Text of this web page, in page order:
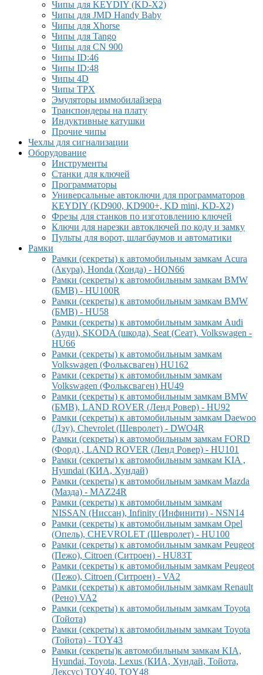
Чипы для KEYDIY (KD-X2)
Чипы для JMD Handy Baby
Чипы для Xhorse
Чипы для Tango
Чипы для CN 900
Чипы ID:46
Чипы ID:48
Чипы 4D
Чипы TPX
Эмуляторы иммобилайзера
Транспондеры на плату
Индуктивные катушки
Прочие чипы
Чехлы для сигнализации
Оборудование
Инструменты
Cтанки для ключей
Программаторы
Универсальные автоключи для программаторов
KEYDIY (KD900, KD900+, KD mini, KD-X2)
Фрезы для станков по изготовлению ключей
Ключи для нарезки автоключей по коду и замку
Пульты для ворот, шлагбаумов и автоматики
Рамки
Рамки (секреты) к автомобильным замкам Acura
(Акура), Honda (Хонда) - HON66
Рамки (секреты) к автомобильным замкам BMW
(БМВ) - HU100R
Рамки (секреты) к автомобильным замкам BMW
(БМВ) - HU58
Рамки (секреты) к автомобильным замкам Audi
(Ауди), SKODA (шкода), Seat (Сеат), Volkswagen -
HU66
Рамки (секреты) к автомобильным замкам
Volkswagen (Фольксваген) HU162
Рамки (секреты) к автомобильным замкам
Volkswagen (Фольксваген) HU49
Рамки (секреты) к автомобильным замкам BMW
(БМВ), LAND ROVER (Ленд Ровер) - HU92
Рамки (секреты) к автомобильным замкам Daewoo
(Дэу), Chevrolet (Шевролет) - DWO4R
Рамки (секреты) к автомобильным замкам FORD
(Форд) , LAND ROVER (Ленд Ровер) - HU101
Рамки (секреты) к автомобильным замкам KIA ,
Hyundai (КИА, Хундай)
Рамки (секреты) к автомобильным замкам Mazda
(Мазда) - MAZ24R
Рамки (секреты) к автомобильным замкам
NISSAN (Ниссан), Infinity (Инфинити) - NSN14
Рамки (секреты) к автомобильным замкам Opel
(Опель), CHEVROLET (Шевролет) - HU100
Рамки (секреты) к автомобильным замкам Peugeot
(Пежо), Citroen (Ситроен) - HU83T
Рамки (секреты) к автомобильным замкам Peugeot
(Пежо), Citroen (Ситроен) - VA2
Рамки (секреты) к автомобильным замкам Renault
(Рено) VA2
Рамки (секреты) к автомобильным замкам Toyota
(Тойота)
Рамки (секреты) к автомобильным замкам Toyota
(Тойота) - TOY43
Рамки (секреты)к автомобильным замкам KIA,
Hyundai, Toyota, Lexus (КИА, Хундай, Тойота,
Лексус) TOY40, TOY48